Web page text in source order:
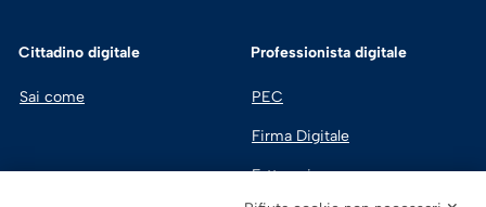
Cittadino digitale
Sai come
Professionista digitale
PEC
Firma Digitale
Fatturazione